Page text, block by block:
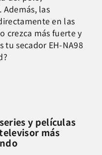
las
en las
crezca más fuerte y
tu secador EH-NA98
y películas
más